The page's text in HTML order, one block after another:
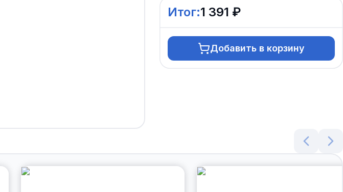
Итог:1 391 ₽
Добавить в корзину